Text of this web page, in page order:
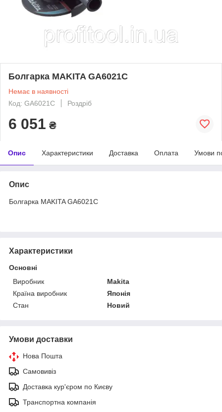
Болгарка MAKITA GA6021C
Немає в наявності
Код: GA6021C
Роздріб
6 051 ₴
Опис Характеристики Доставка Оплата Умови
Опис
Болгарка MAKITA GA6021C
Характеристики
Основні
Виробник
Makita
Країна виробник
Японія
Стан
Новий
Умови доставки
Нова Пошта
Самовивіз
Доставка кур'єром по Києву
Транспортна компанія